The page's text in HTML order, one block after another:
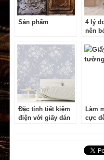
Sản phẩm
4 lý
nên
Đặc tính tiết kiệm
điện với giấy dán
Làm
cực